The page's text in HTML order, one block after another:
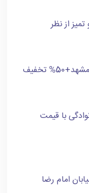
از نظر
با قیمت
امام رضا